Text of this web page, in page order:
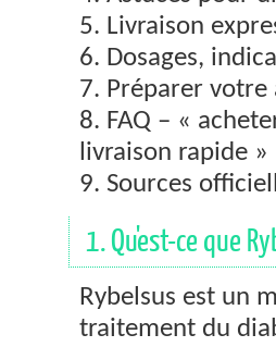
5. Livraison
6. Dosages,
7. Préparer
8. FAQ – «
livraison rapide »
9. Sources
1. Qu'est-ce que
Rybelsus est un
traitement du